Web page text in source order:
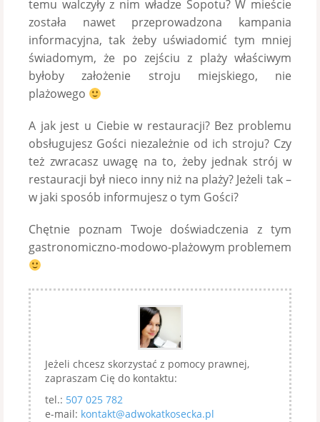
temu walczyły z nim władze Sopotu? W mieście
została nawet przeprowadzona kampania
informacyjna, tak żeby uświadomić tym mniej
świadomym, że po zejściu z plaży właściwym
byłoby założenie stroju miejskiego, nie
plażowego
A jak jest u Ciebie w restauracji? Bez problemu
obsługujesz Gości niezależnie od ich stroju? Czy
też zwracasz uwagę na to, żeby jednak strój w
restauracji był nieco inny niż na plaży? Jeżeli tak –
w jaki sposób informujesz o tym Gości?
Chętnie poznam Twoje doświadczenia z tym
gastronomiczno-modowo-plażowym problemem
Jeżeli chcesz skorzystać z pomocy prawnej,
zapraszam Cię do kontaktu:
tel.: 507 025 782
e-mail: kontakt@adwokatkosecka.pl